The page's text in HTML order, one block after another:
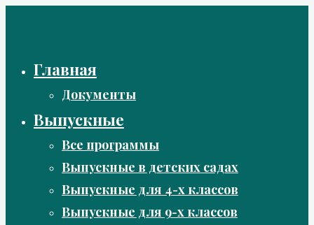
Главная
Документы
Выпускные
Все программы
Выпускные в детских садах
Выпускные для 4-х классов
Выпускные для 9-х классов